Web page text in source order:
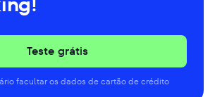
Teste grátis
facultar os dados de cartão de crédito